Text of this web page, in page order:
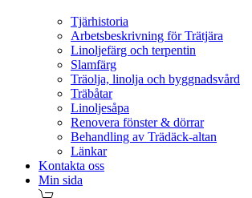
Tjärhistoria
Arbetsbeskrivning för Trätjära
Linoljefärg och terpentin
Slamfärg
Träolja, linolja och byggnadsvård
Träbåtar
Linoljesåpa
Renovera fönster & dörrar
Behandling av Trädäck-altan
Länkar
Kontakta oss
Min sida